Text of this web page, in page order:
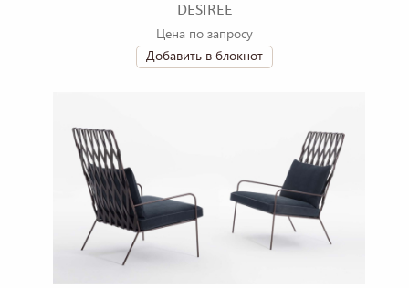
DESIREE
Цена по запросу
Добавить в блокнот